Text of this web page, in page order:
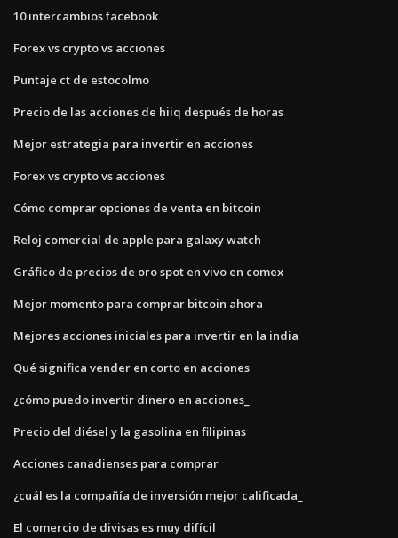
10 intercambios facebook
Forex vs crypto vs acciones
Puntaje ct de estocolmo
Precio de las acciones de hiiq después de horas
Mejor estrategia para invertir en acciones
Forex vs crypto vs acciones
Cómo comprar opciones de venta en bitcoin
Reloj comercial de apple para galaxy watch
Gráfico de precios de oro spot en vivo en comex
Mejor momento para comprar bitcoin ahora
Mejores acciones iniciales para invertir en la india
Qué significa vender en corto en acciones
¿cómo puedo invertir dinero en acciones_
Precio del diésel y la gasolina en filipinas
Acciones canadienses para comprar
¿cuál es la compañía de inversión mejor calificada_
El comercio de divisas es muy difícil